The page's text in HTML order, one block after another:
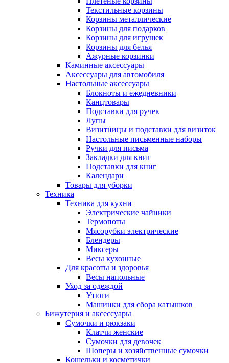
Текстильные корзины
Корзины металлические
Корзины для подарков
Корзины для игрушек
Корзины для белья
Ажурные корзинки
Каминные аксессуары
Аксессуары для автомобиля
Настольные аксессуары
Блокноты и ежедневники
Канцтовары
Подставки для ручек
Лупы
Визитницы и подставки для визиток
Настольные письменные наборы
Ручки для письма
Закладки для книг
Подставки для книг
Календари
Товары для уборки
Техника
Техника для кухни
Электрические чайники
Термопоты
Мясорубки электрические
Блендеры
Миксеры
Весы кухонные
Для красоты и здоровья
Весы напольные
Уход за одеждой
Утюги
Машинки для сбора катышков
Бижутерия и аксессуары
Сумочки и рюкзаки
Клатчи женские
Сумочки для девочек
Шоперы и хозяйственные сумочки
Кошельки и косметички